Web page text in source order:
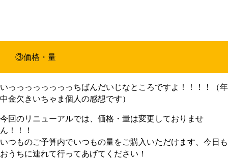
③価格・量
いっっっっっっっっちばんだいじなところですよ！！！！（年
中金欠きいちゃま個人の感想です）
今回のリニューアルでは、価格・量は変更しておりませ
ん！！！
いつものご予算内でいつもの量をご購入いただけます、今日も
おうちに連れて行ってあげてください！